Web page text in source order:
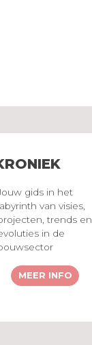
gids in het
van visies,
trends en
in de
MEER INFO